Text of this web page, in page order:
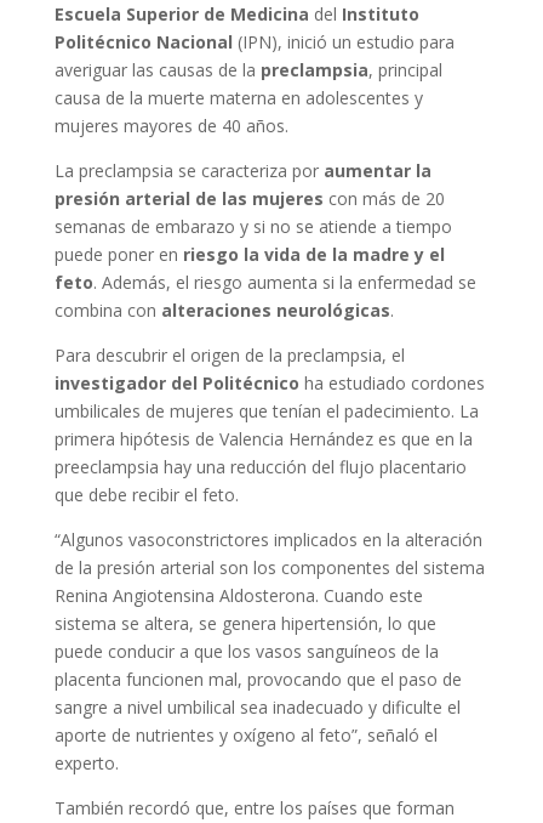
Escuela Superior de Medicina del Instituto
Politécnico Nacional (IPN), inició un estudio para
averiguar las causas de la preclampsia, principal
causa de la muerte materna en adolescentes y
mujeres mayores de 40 años.
La preclampsia se caracteriza por aumentar la
presión arterial de las mujeres con más de 20
semanas de embarazo y si no se atiende a tiempo
puede poner en riesgo la vida de la madre y el
feto. Además, el riesgo aumenta si la enfermedad se
combina con alteraciones neurológicas.
Para descubrir el origen de la preclampsia, el
investigador del Politécnico ha estudiado cordones
umbilicales de mujeres que tenían el padecimiento. La
primera hipótesis de Valencia Hernández es que en la
preeclampsia hay una reducción del flujo placentario
que debe recibir el feto.
“Algunos vasoconstrictores implicados en la alteración
de la presión arterial son los componentes del sistema
Renina Angiotensina Aldosterona. Cuando este
sistema se altera, se genera hipertensión, lo que
puede conducir a que los vasos sanguíneos de la
placenta funcionen mal, provocando que el paso de
sangre a nivel umbilical sea inadecuado y dificulte el
aporte de nutrientes y oxígeno al feto”, señaló el
experto.
También recordó que, entre los países que forman